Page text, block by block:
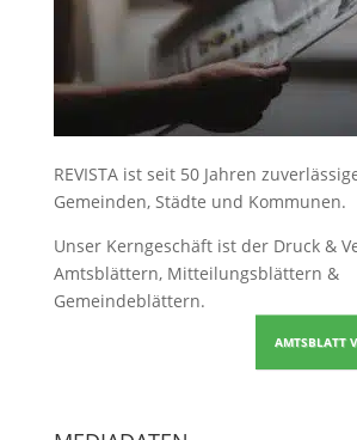
REVISTA ist seit 50 Jahren
Gemeinden, Städte und Kommunen.
Unser Kerngeschäft ist der Druck &
Amtsblättern, Mitteilungsblättern &
Gemeindeblättern.
AMTSBLATT